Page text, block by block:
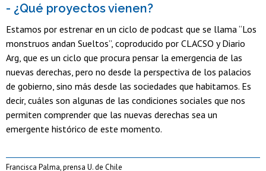
- ¿Qué proyectos vienen?
Estamos por estrenar en un ciclo de podcast que se llama “Los
monstruos andan Sueltos”, coproducido por CLACSO y Diario
Arg, que es un ciclo que procura pensar la emergencia de las
nuevas derechas, pero no desde la perspectiva de los palacios
de gobierno, sino más desde las sociedades que habitamos. Es
decir, cuáles son algunas de las condiciones sociales que nos
permiten comprender que las nuevas derechas sea un
emergente histórico de este momento.
Francisca Palma, prensa U. de Chile